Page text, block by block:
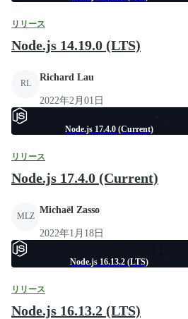
リリース
Node.js 14.19.0 (LTS)
RL
Richard Lau
2022年2月01日
Node.js 17.4.0 (Current)
リリース
Node.js 17.4.0 (Current)
MLZ
Michaël Zasso
2022年1月18日
Node.js 16.13.2 (LTS)
リリース
Node.js 16.13.2 (LTS)